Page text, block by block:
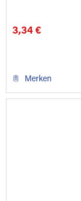
3,34 €
Merken